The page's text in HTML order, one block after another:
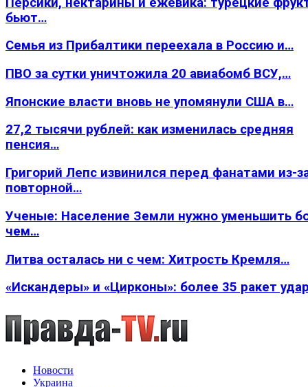
бьют…
Семья из Прибалтики переехала в Россию и…
ПВО за сутки уничтожила 20 авиабомб ВСУ,…
Японские власти вновь не упомянули США в…
27,2 тысячи рублей: как изменилась средняя
пенсия…
Григорий Лепс извинился перед фанатами из-
повторной…
Ученые: Население Земли нужно уменьшить
чем…
Литва осталась ни с чем: Хитрость Кремля…
«Искандеры» и «Цирконы»: более 35 ракет
Новости
Украина